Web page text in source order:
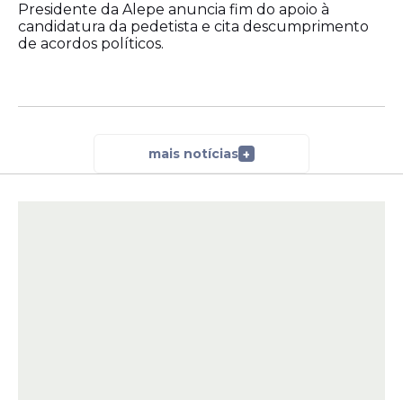
Presidente da Alepe anuncia fim do apoio à
candidatura da pedetista e cita descumprimento
de acordos políticos.
mais notícias +